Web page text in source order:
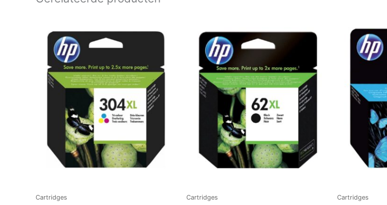
Cartridges Cartridges Cartridges